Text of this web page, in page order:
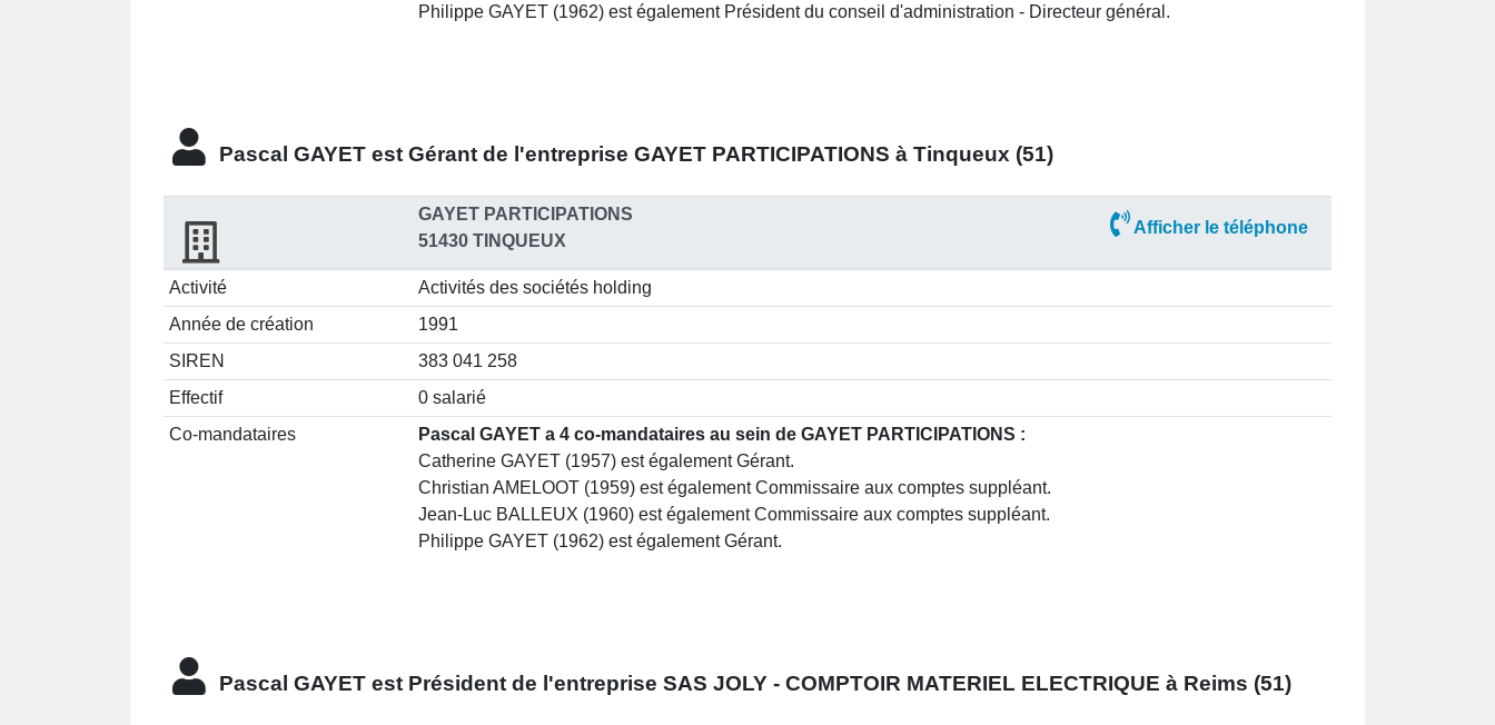
Philippe GAYET (1962) est également Président du conseil d'administration - Directeur général.
Pascal GAYET est Gérant de l'entreprise GAYET PARTICIPATIONS à Tinqueux (51)
Afficher le téléphone
GAYET PARTICIPATIONS
51430 TINQUEUX
Activité
Activités des sociétés holding
Année de création
1991
SIREN
383 041 258
Effectif
0 salarié
Co-mandataires
Pascal GAYET a 4 co-mandataires au sein de GAYET PARTICIPATIONS :
Catherine GAYET (1957) est également Gérant.
Christian AMELOOT (1959) est également Commissaire aux comptes suppléant.
Jean-Luc BALLEUX (1960) est également Commissaire aux comptes suppléant.
Philippe GAYET (1962) est également Gérant.
Pascal GAYET est Président de l'entreprise SAS JOLY - COMPTOIR MATERIEL ELECTRIQUE à Reims (51)